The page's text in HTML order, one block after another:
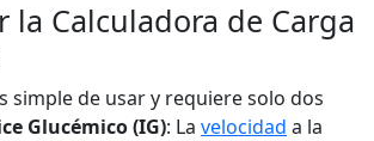
la Calculadora de Carga
simple de usar y requiere solo dos
Glucémico (IG): La velocidad a la